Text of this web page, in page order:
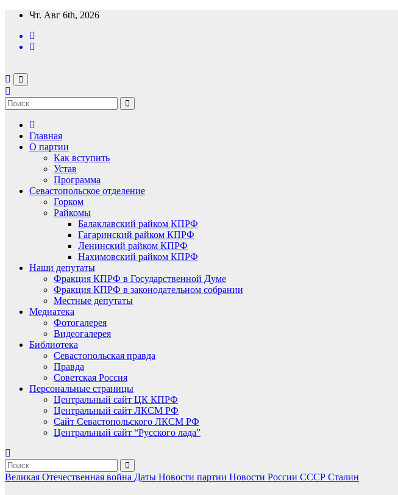
Перейти
содержимому
Чт. Авг 6th, 2026
Главная
О партии
Как вступить
Устав
Программа
Севастопольское отделение
Горком
Райкомы
Балаклавский райком КПРФ
Гагаринский райком КПРФ
Ленинский райком КПРФ
Нахимовский райком КПРФ
Наши депутаты
Фракция КПРФ в Государственной Думе
Фракция КПРФ в законодательном собрании
Местные депутаты
Медиатека
Фотогалерея
Видеогалерея
Библиотека
Севастопольская правда
Правда
Советская Россия
Персональные страницы
Центральный сайт ЦК КПРФ
Центральный сайт ЛКСМ РФ
Сайт Севастопольского ЛКСМ РФ
Центральный сайт “Русского лада”
Великая Отечественная война Даты Новости партии Новости России СССР Сталин